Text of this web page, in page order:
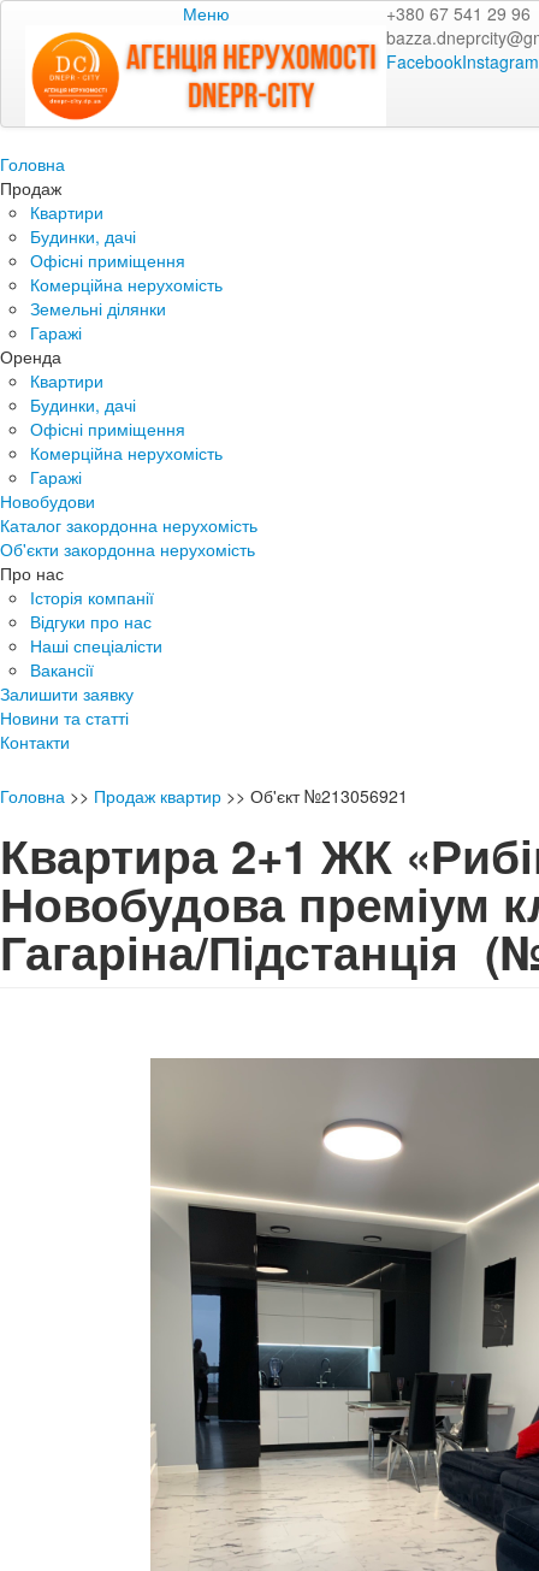
Меню
+380 67 541 29 96
FacebookInstagram
Головна
Продаж
Квартири
Будинки, дачі
Офісні приміщення
Комерційна нерухомість
Земельні ділянки
Гаражі
Оренда
Квартири
Будинки, дачі
Офісні приміщення
Комерційна нерухомість
Гаражі
Новобудови
Каталог закордонна нерухомість
Об'єкти закордонна нерухомість
Про нас
Історія компанії
Відгуки про нас
Наші спеціалісти
Вакансії
Залишити заявку
Новини та статті
Контакти
Головна >> Продаж квартир >> Об'єкт №213056921
Квартира 2+1 ЖК
Новобудова преміум
Гагаріна/Підстанція